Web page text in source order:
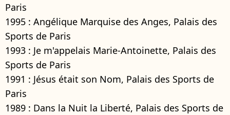
Paris
1995 : Angélique Marquise des Anges, Palais des
Sports de Paris
1993 : Je m'appelais Marie-Antoinette, Palais des
Sports de Paris
1991 : Jésus était son Nom, Palais des Sports de
Paris
1989 : Dans la Nuit la Liberté, Palais des Sports de